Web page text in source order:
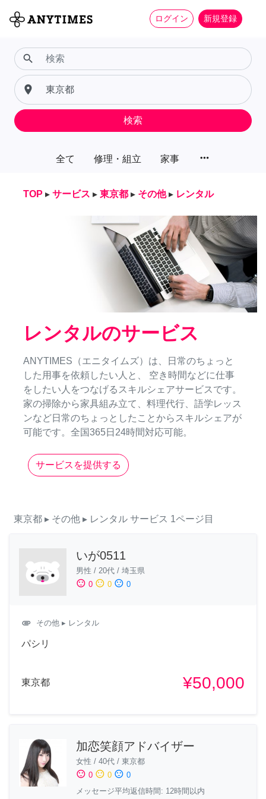
ログイン 新規登録
全て 修理・組立 家事 more_horiz
search
place
検索
TOP ▸ サービス ▸ 東京都 ▸ その他 ▸ レンタル
レンタルのサービス
ANYTIMES（エニタイムズ）は、日常のちょっと
した用事を依頼したい人と、 空き時間などに仕事
をしたい人をつなげるスキルシェアサービスです。
家の掃除から家具組み立て、料理代行、語学レッス
ンなど日常のちょっとしたことからスキルシェアが
可能です。全国365日24時間対応可能。
サービスを提供する
東京都 ▸ その他 ▸ レンタル サービス 1ページ目
いが0511
男性 / 20代 / 埼玉県
sentiment_satisfied 0 sentiment_neutral 0 sentiment_dissatisfied 0
attachment その他 ▸ レンタル
パシリ
東京都 ¥50,000
加恋笑顔アドバイザー
女性 / 40代 / 東京都
sentiment_satisfied 0 sentiment_neutral 0 sentiment_dissatisfied 0
メッセージ平均返信時間: 12時間以内